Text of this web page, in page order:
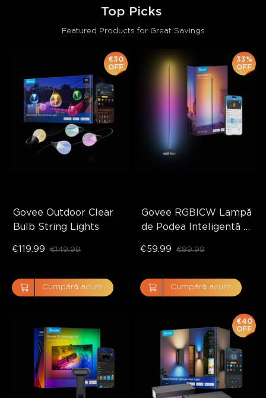
Top Picks
Featured Products for Great Savings
Govee Outdoor Clear
Bulb String Lights
€30
OFF
€119.99 €149.99
Cumpără acum
Govee RGBICW Lampă
de Podea Inteligentă
33%
OFF
€59.99 €89.99
Cumpără acum
€40
OFF